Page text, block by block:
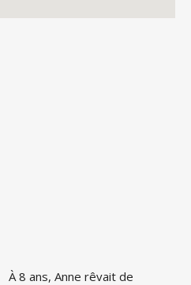
À 8 ans, Anne rêvait de